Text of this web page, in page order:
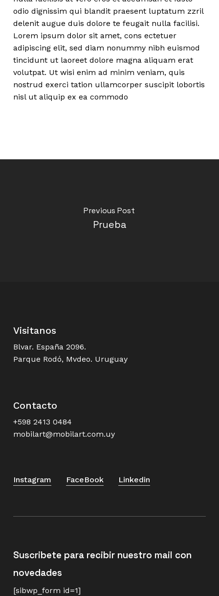
odio dignissim qui blandit praesent luptatum zzril
delenit augue duis dolore te feugait nulla facilisi.
Lorem ipsum dolor sit amet, cons ectetuer
adipiscing elit, sed diam nonummy nibh euismod
tincidunt ut laoreet dolore magna aliquam erat
volutpat. Ut wisi enim ad minim veniam, quis
nostrud exerci tation ullamcorper suscipit lobortis
nisl ut aliquip ex ea commodo
Previous Post
Prueba
Visitanos
Blvar. España 2096.
Parque Rodó, Mvdeo. Uruguay
Contacto
+598 2413 0484
mobilart@mobilart.com.uy
Instagram FaceBook Linkedin
Suscribete para recibir nuestro mail con
novedades
[sibwp_form id=1]